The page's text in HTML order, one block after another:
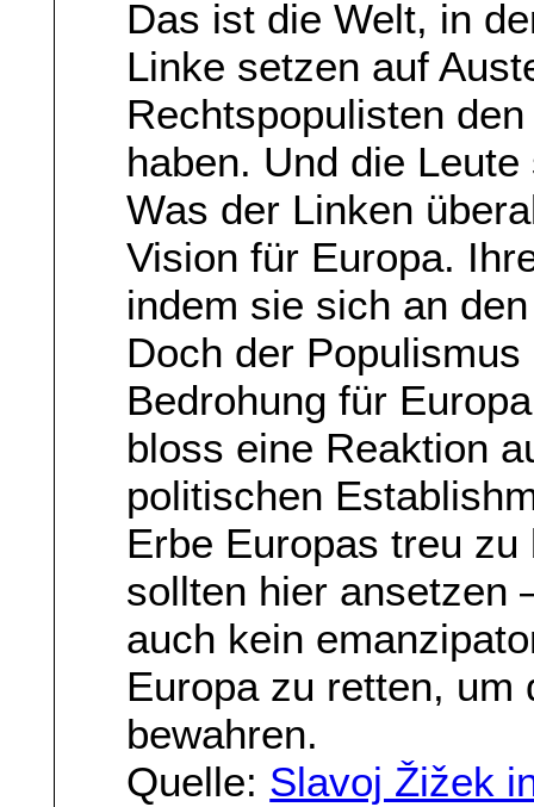
Das ist die Welt, in
Linke setzen auf
Rechtspopulisten
haben. Und die
Was der Linken
Vision für Europa.
indem sie sich an
Doch der
Bedrohung für
bloss eine Reaktion
politischen
Erbe Europas treu
sollten hier ansetzen
auch kein
Europa zu retten, um
bewahren.
Quelle: Slavoj Žižek